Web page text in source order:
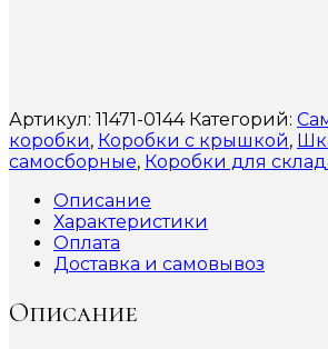
Артикул: 11471-0144 Категорий:
коробки, Коробки с крышкой,
самосборные, Коробки для
Описание
Характеристики
Оплата
Доставка и самовывоз
Описание